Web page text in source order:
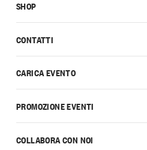
CONTATTI
CARICA EVENTO
PROMOZIONE EVENTI
COLLABORA CON NOI
SHOP